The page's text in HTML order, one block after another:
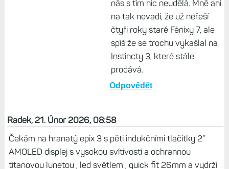
Život s Garminem, 25. Únor
2026, 15:05
Tak to prostě je. Garmin neví
co s penězma, ale současně
chce víc a víc. To, že utne
podporu starším zařízením
opravy), je mrzuté, ale nikdo z
na tak nevadí, že už neřeší
čtyři roky staré Fénixy 7, ale